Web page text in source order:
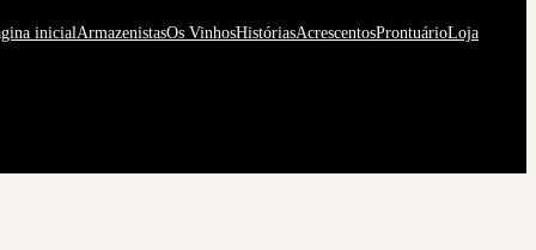
inicialArmazenistasOs VinhosHistóriasAcrescentosProntuárioLoja